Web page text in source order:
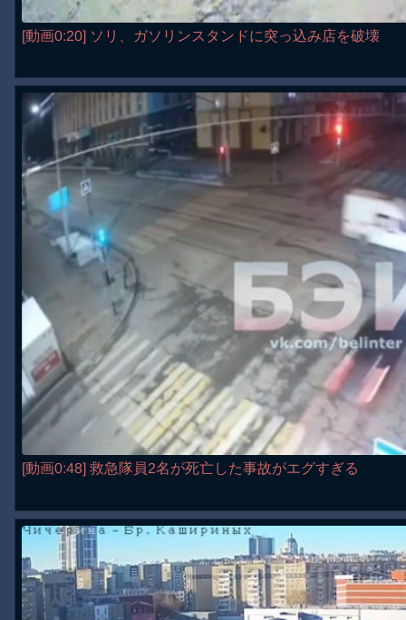
[動画0:20] ソリ、ガソリンスタンドに突っ込み店を破壊
[動画0:48] 救急隊員2名が死亡した事故がエグすぎる